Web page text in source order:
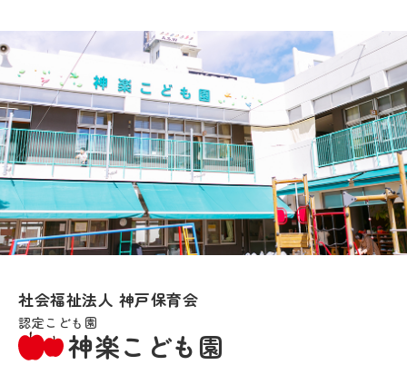
社会福祉法人 神戸保育会
認定こども園
神楽こども園